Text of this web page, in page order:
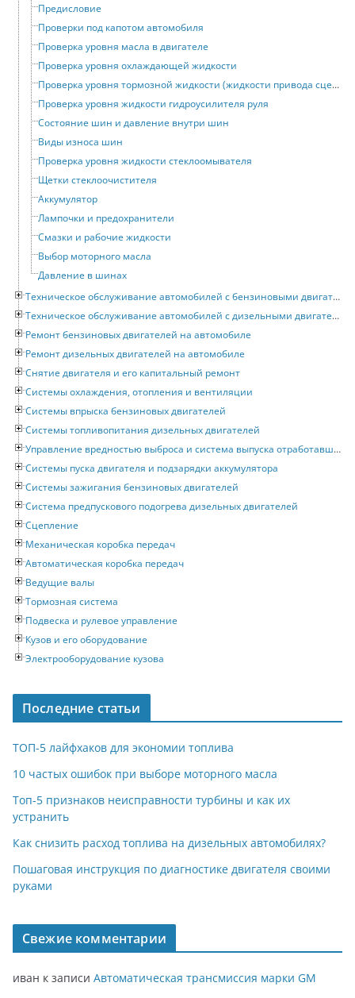
Предисловие
Проверки под капотом автомобиля
Проверка уровня масла в двигателе
Проверка уровня охлаждающей жидкости
Проверка уровня тормозной жидкости (жидкости привода сцепления)
Проверка уровня жидкости гидроусилителя руля
Состояние шин и давление внутри шин
Виды износа шин
Проверка уровня жидкости стеклоомывателя
Щетки стеклоочистителя
Аккумулятор
Лампочки и предохранители
Смазки и рабочие жидкости
Выбор моторного масла
Давление в шинах
Техническое обслуживание автомобилей с бензиновыми двигателями
Техническое обслуживание автомобилей с дизельными двигателями
Ремонт бензиновых двигателей на автомобиле
Ремонт дизельных двигателей на автомобиле
Снятие двигателя и его капитальный ремонт
Системы охлаждения, отопления и вентиляции
Системы впрыска бензиновых двигателей
Системы топливопитания дизельных двигателей
Управление вредностью выброса и система выпуска отработавших газов
Системы пуска двигателя и подзарядки аккумулятора
Системы зажигания бензиновых двигателей
Система предпускового подогрева дизельных двигателей
Сцепление
Механическая коробка передач
Автоматическая коробка передач
Ведущие валы
Тормозная система
Подвеска и рулевое управление
Кузов и его оборудование
Электрооборудование кузова
Последние статьи
ТОП-5 лайфхаков для экономии топлива
10 частых ошибок при выборе моторного масла
Топ-5 признаков неисправности турбины и как их
устранить
Как снизить расход топлива на дизельных автомобилях?
Пошаговая инструкция по диагностике двигателя своими
руками
Свежие комментарии
иван к записи Автоматическая трансмиссия марки GM